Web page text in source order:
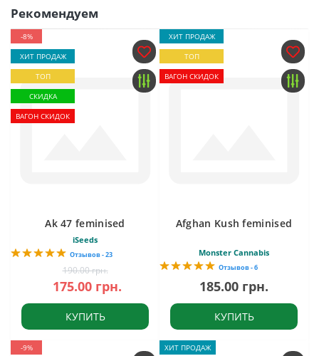
Рекомендуем
-8%
ХИТ ПРОДАЖ
ТОП
СКИДКА
ВАГОН СКИДОК
Ak 47 feminised
iSeeds
Отзывов - 23
190.00 грн.
175.00 грн.
КУПИТЬ
ХИТ ПРОДАЖ
ТОП
ВАГОН СКИДОК
Afghan Kush feminised
Monster Cannabis
Отзывов - 6
185.00 грн.
КУПИТЬ
-9%
ХИТ ПРОДАЖ